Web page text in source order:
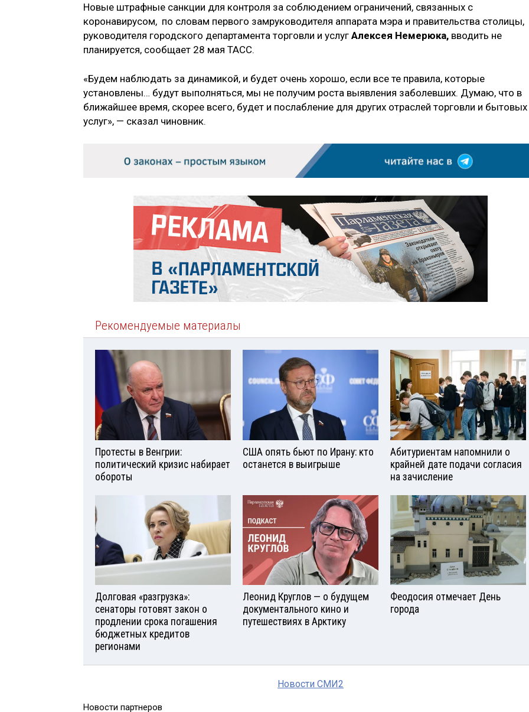
Новые штрафные санкции для контроля за соблюдением ограничений, связанных с
коронавирусом, по словам первого замруководителя аппарата мэра и правительства столицы,
руководителя городского департамента торговли и услуг Алексея Немерюка, вводить не
планируется, сообщает 28 мая ТАСС.
«Будем наблюдать за динамикой, и будет очень хорошо, если все те правила, которые
установлены… будут выполняться, мы не получим роста выявления заболевших. Думаю, что в
ближайшее время, скорее всего, будет и послабление для других отраслей торговли и бытовых
услуг», — сказал чиновник.
Рекомендуемые материалы
Протесты в Венгрии:
политический кризис набирает
обороты
США опять бьют по Ирану: кто
останется в выигрыше
Абитуриентам напомнили о
крайней дате подачи согласия
на зачисление
Долговая «разгрузка»:
сенаторы готовят закон о
продлении срока погашения
бюджетных кредитов
регионами
Леонид Круглов — о будущем
документального кино и
путешествиях в Арктику
Феодосия отмечает День
города
Новости СМИ2
Новости партнеров